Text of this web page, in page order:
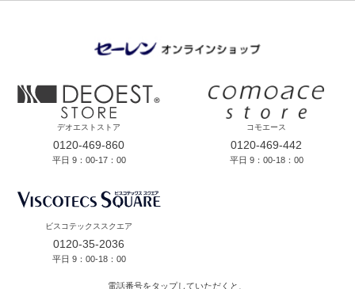
デオエストストア
0120-469-860
平日 9：00-17：00
コモエース
0120-469-442
平日 9：00-18：00
ビスコテックススクエア
0120-35-2036
平日 9：00-18：00
電話番号をタップしていただくと、